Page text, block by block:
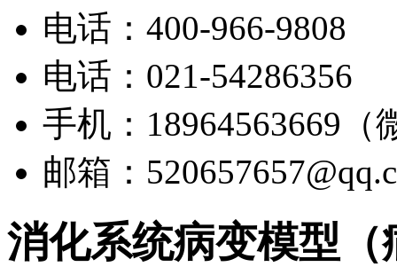
电话：400-966-9808
电话：021-54286356
手机：18964563669（
邮箱：
消化系统病变模型